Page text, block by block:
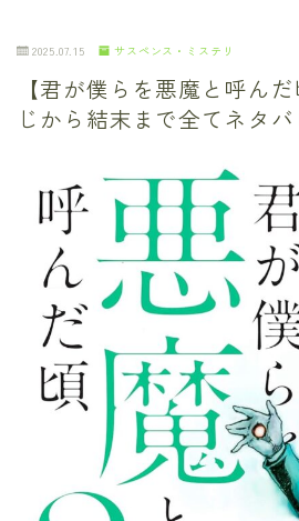
2025.07.15 サスペンス・ミステリ
【君が僕らを悪魔と呼ん
じから結末まで全てネタ